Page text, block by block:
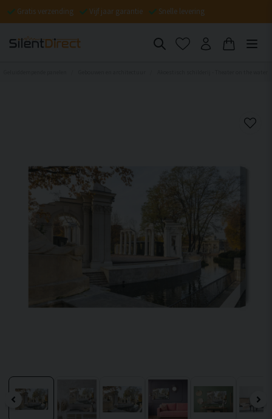
Gratis verzending Vijf jaar garantie Snelle levering